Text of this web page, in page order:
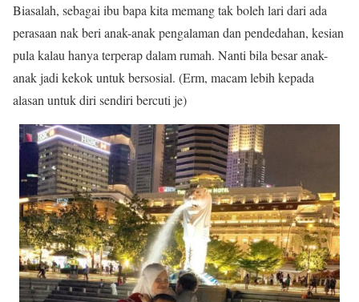
Biasalah, sebagai ibu bapa kita memang tak boleh lari dari ada
perasaan nak beri anak-anak pengalaman dan pendedahan, kesian
pula kalau hanya terperap dalam rumah. Nanti bila besar anak-
anak jadi kekok untuk bersosial. (Erm, macam lebih kepada
alasan untuk diri sendiri bercuti je)